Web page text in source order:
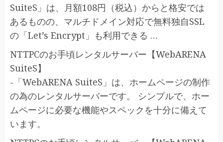
SuiteS」は、月額108円（税込）からと格安では
あるものの、マルチドメイン対応で無料独自SSL
の「Let’s Encrypt」も利用できる …
NTTPCのお手頃レンタルサーバー【WebARENA
SuiteS】
-「WebARENA SuiteS」は、ホームページの制作
の為のレンタルサーバーです。 シンプルで、ホー
ムページに必要な機能やスペックを十分に備えて
います。